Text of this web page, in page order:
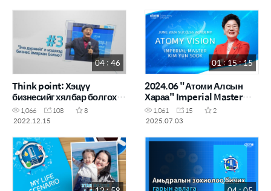
04 : 46
Think point: Хэцүү
бизнесийг хялбар болгох
нь1,066 108
8
2022.12.15
01 : 15 : 15
2024.06 "Атоми Алсын
Хараа" Imperial Master
KIM YUN SOOK
1,061 15
2
2025.07.03